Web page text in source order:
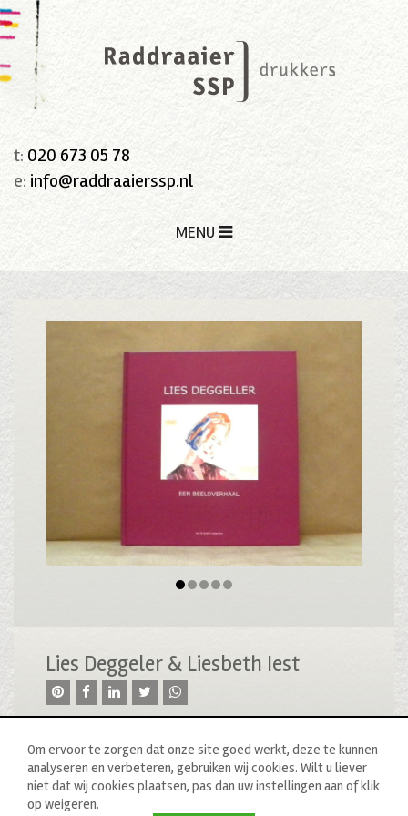
t: 020 673 05 78
e: info@raddraaierssp.nl
MENU
Lies Deggeler & Liesbeth Iest
© 2020 drukkerij raddraaier b.v., van ostadestraat 233b, 1073
Om ervoor te zorgen dat onze site goed werkt, deze te kunnen
analyseren en verbeteren, gebruiken wij cookies. Wilt u liever
niet dat wij cookies plaatsen, pas dan uw instellingen aan of klik
op weigeren.